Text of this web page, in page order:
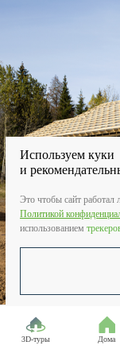
3D-туры Дома
Используем куки
и
Это чтобы сайт
Политикой
использованием